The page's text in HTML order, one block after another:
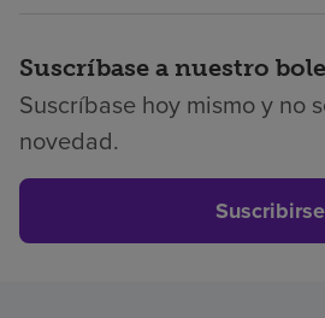
Suscríbase a nuestro
Suscríbase hoy mismo y no
novedad.
Suscribirse